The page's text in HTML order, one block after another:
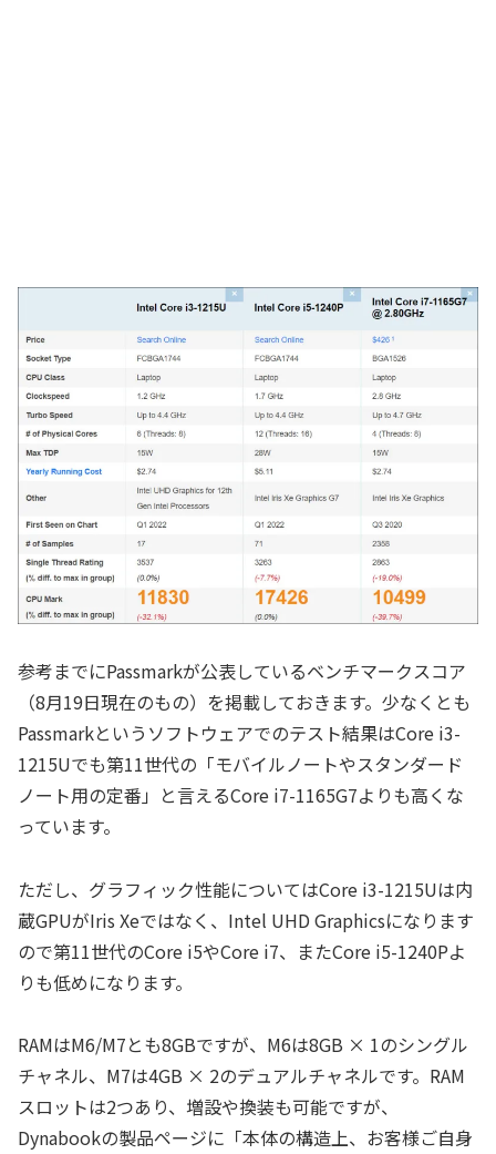
参考までにPassmarkが公表しているベンチマークスコア
（8月19日現在のもの）を掲載しておきます。少なくとも
Passmarkというソフトウェアでのテスト結果はCore i3-
1215Uでも第11世代の「モバイルノートやスタンダード
ノート用の定番」と言えるCore i7-1165G7よりも高くな
っています。
ただし、グラフィック性能についてはCore i3-1215Uは内
蔵GPUがIris Xeではなく、Intel UHD Graphicsになります
ので第11世代のCore i5やCore i7、またCore i5-1240Pよ
りも低めになります。
RAMはM6/M7とも8GBですが、M6は8GB × 1のシングル
チャネル、M7は4GB × 2のデュアルチャネルです。RAM
スロットは2つあり、増設や換装も可能ですが、
Dynabookの製品ページに「本体の構造上、お客様ご自身